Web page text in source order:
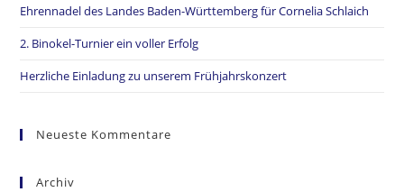
Ehrennadel des Landes Baden-Württemberg für Cornelia Schlaich
2. Binokel-Turnier ein voller Erfolg
Herzliche Einladung zu unserem Frühjahrskonzert
Neueste Kommentare
Archiv